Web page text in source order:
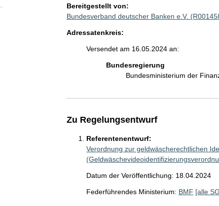
Bereitgestellt von:
Bundesverband deutscher Banken e.V.
Adressatenkreis:
Versendet am 16.05.2024 an:
Bundesregierung
Bundesministerium der
Zu Regelungsentwurf
Referentenentwurf:
Verordnung zur geldwäscherechtlichen
Datum der Veröffentlichung: 18.04.2024
Federführendes Ministerium: BMF [alle